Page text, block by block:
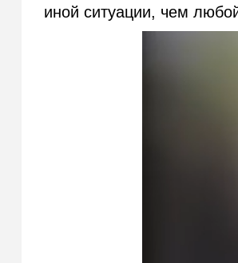
иной ситуации, чем